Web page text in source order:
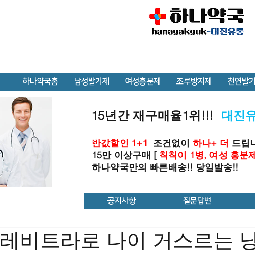
하나약국홈 남성발기제 여성흥분제 조루방지제 천연발
15년간 재구매율1위!!! 대진
반값할인 1+1 조건없이 하나+ 더 드립
15만 이상구매 [ 칙칙이 1병, 여성 흥분
하나약국만의 빠른배송!! 당일발송!!
공지사항 질문답변
레비트라로 나이 거스르는